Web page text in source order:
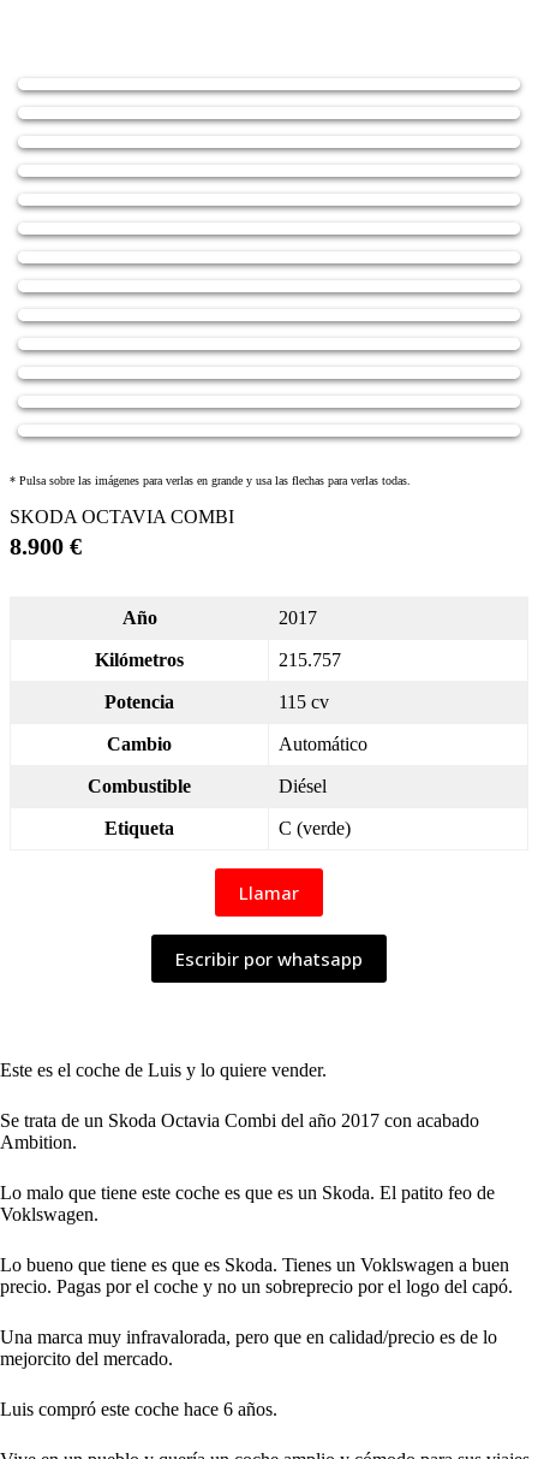
* Pulsa sobre las imágenes para verlas en grande y usa las flechas para verlas todas.
SKODA OCTAVIA COMBI
8.900 €
Año 2017
Kilómetros 215.757
Potencia 115 cv
Cambio Automático
Combustible Diésel
Etiqueta C (verde)
Llamar
Escribir por whatsapp
Este es el coche de Luis y lo quiere vender.
Se trata de un Skoda Octavia Combi del año 2017 con acabado
Ambition.
Lo malo que tiene este coche es que es un Skoda. El patito feo de
Voklswagen.
Lo bueno que tiene es que es Skoda. Tienes un Voklswagen a buen
precio. Pagas por el coche y no un sobreprecio por el logo del capó.
Una marca muy infravalorada, pero que en calidad/precio es de lo
mejorcito del mercado.
Luis compró este coche hace 6 años.